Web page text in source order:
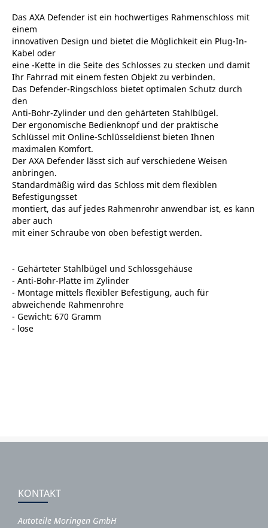
Das AXA Defender ist ein hochwertiges Rahmenschloss mit
einem
innovativen Design und bietet die Möglichkeit ein Plug-In-
Kabel oder
eine -Kette in die Seite des Schlosses zu stecken und damit
Ihr Fahrrad mit einem festen Objekt zu verbinden.
Das Defender-Ringschloss bietet optimalen Schutz durch
den
Anti-Bohr-Zylinder und den gehärteten Stahlbügel.
Der ergonomische Bedienknopf und der praktische
Schlüssel mit Online-Schlüsseldienst bieten Ihnen
maximalen Komfort.
Der AXA Defender lässt sich auf verschiedene Weisen
anbringen.
Standardmäßig wird das Schloss mit dem flexiblen
Befestigungsset
montiert, das auf jedes Rahmenrohr anwendbar ist, es kann
aber auch
mit einer Schraube von oben befestigt werden.
- Gehärteter Stahlbügel und Schlossgehäuse
- Anti-Bohr-Platte im Zylinder
- Montage mittels flexibler Befestigung, auch für
abweichende Rahmenrohre
- Gewicht: 670 Gramm
- lose
KONTAKT
Autoteile Moringen GmbH